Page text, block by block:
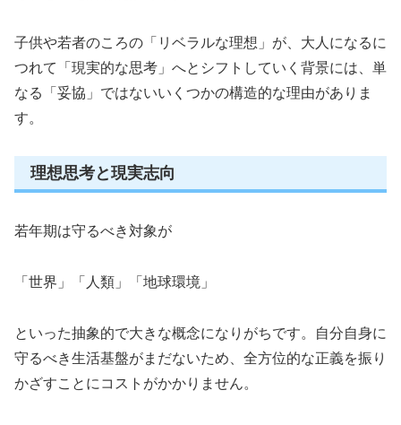
子供や若者のころの「リベラルな理想」が、大人になるに
つれて「現実的な思考」へとシフトしていく背景には、単
なる「妥協」ではないいくつかの構造的な理由がありま
す。
理想思考と現実志向
若年期は守るべき対象が
「世界」「人類」「地球環境」
といった抽象的で大きな概念になりがちです。自分自身に
守るべき生活基盤がまだないため、全方位的な正義を振り
かざすことにコストがかかりません。